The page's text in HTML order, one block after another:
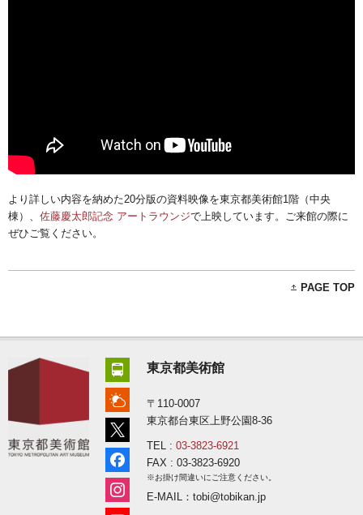
より詳しい内容を納めた20分版の資料映像を東京都美術館1階（中央
棟）、 佐藤慶太郎記念 アートラウンジで上映しています。ご来館の際に
ぜひご覧ください。
PAGE TOP
東京都美術館
〒110-0007
東京都台東区上野公園8-36
TEL : 03-3823-6921
FAX : 03-3823-6920
※お掛け間違いにご注意ください。
E-MAIL：tobi@tobikan.jp